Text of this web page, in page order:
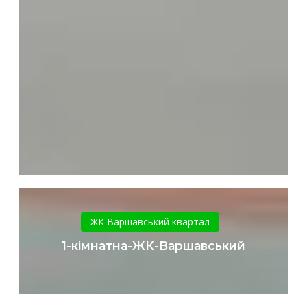
кімнатна-
ЖК-
Варшавський
ЖК Варшавський квартал
1-кімнатна-ЖК-Варшавський